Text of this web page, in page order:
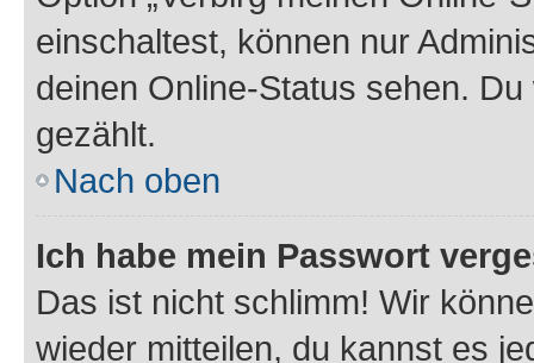
einschaltest, können nur
deinen Online-Status sehen.
gezählt.
Nach oben
Ich habe mein Passwort
Das ist nicht schlimm! Wir
wieder mitteilen, du kannst es